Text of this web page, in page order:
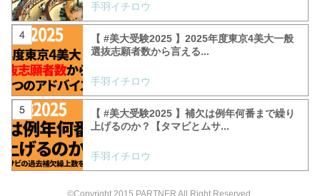
手羽イチロウ
【 #美大受験2025 】2025年度東京4美大一般
選抜志願者数から言える...
手羽イチロウ
【 #美大受験2025 】補欠は例年何番まで繰り
上げるのか？【タマビとムサ...
手羽イチロウ
©Copyright 2015 PARTNER All Right Reserved.